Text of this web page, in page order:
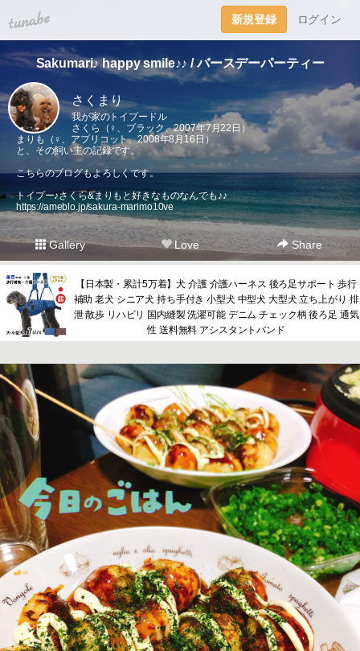
tuna.be 新規登録 ログイン
Sakumari♪ happy smile♪♪ / バースデーパーティー
さくまり
我が家のトイプードル
さくら（♀、ブラック、2007年7月22日）
まりも（♀、アプリコット、2008年8月16日）
と、その飼い主の記録です。
こちらのブログもよろしくです。
トイプー♪さくら&まりもと好きなものなんでも♪♪
https://ameblo.jp/sakura-marimo10ve
Gallery Love Share
【日本製・累計5万着】犬 介護 介護ハーネス 後ろ足サポート 歩行
補助 老犬 シニア犬 持ち手付き 小型犬 中型犬 大型犬 立ち上がり 排
泄 散歩 リハビリ 国内縫製 洗濯可能 デニム チェック柄 後ろ足 通気
性 送料無料 アシスタントバンド